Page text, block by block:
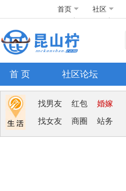
首页 社区
首 页 社区论坛
找男友 红包 婚嫁
找女友 商圈 站务